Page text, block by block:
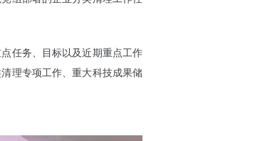
任务、目标以及近期重点工作
理专项工作、重大科技成果储